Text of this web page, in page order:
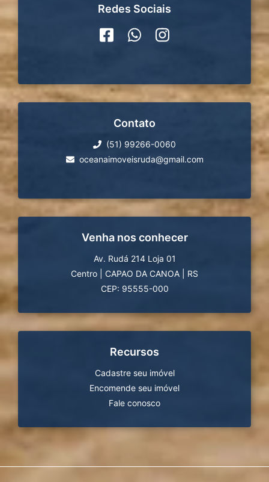
Redes Sociais
Contato
(51) 99266-0060
oceanaimoveisruda@gmail.com
Venha nos conhecer
Av. Rudá 214 Loja 01
Centro
CAPAO DA CANOA
RS
CEP: 95555-000
Recursos
Cadastre seu imóvel
Encomende seu imóvel
Fale conosco